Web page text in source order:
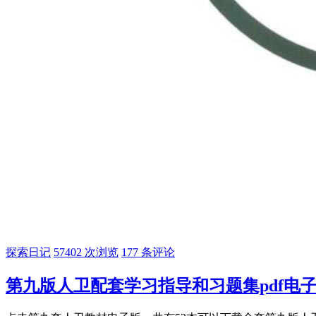
探索日记 57402 次浏览 177 条评论
第九版人卫配套学习指导和习题集pdf电